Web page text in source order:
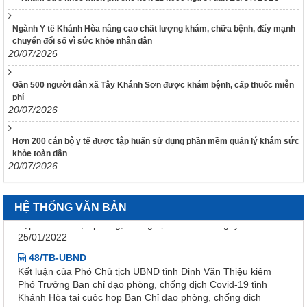
Ngành Y tế Khánh Hòa nâng cao chất lượng khám, chữa bệnh, đẩy mạnh
chuyển đổi số vì sức khỏe nhân dân
20/07/2026
Gần 500 người dân xã Tây Khánh Sơn được khám bệnh, cấp thuốc miễn
phí
20/07/2026
Hơn 200 cán bộ y tế được tập huấn sử dụng phần mềm quản lý khám sức
khỏe toàn dân
20/07/2026
HỆ THỐNG VĂN BẢN
của Chính phủ quy định chế độ áp dụng biện pháp xử lý hành
189/2025/NĐ-CP
Nghị định Quy định chi tiết Luật Xử lý vi phạm hành chính về
thẩm quyền xử phạt vi phạm hành chính
318/VPCQTT
V/v định hướng công tác tuyên truyền, đấu tranh phản bác về
nhân quyền tháng 01/2026
HƯỚNG DẪN QUẢN LÝ NGƯỜI MẮC COVID-19 TẠI NHÀ
38/TB-UBND
Kết luận của UBND tỉnh Nguyễn Tấn Tuân kiêm Trưởng Ban
Chỉ đạo phòng, chống dịch Covid-19 tỉnh Khánh Hòa tại cuộc
họp Ban Chỉ đạo phòng, chống dịch Covid-19 ngày
25/01/2022
48/TB-UBND
Kết luận của Phó Chủ tịch UBND tỉnh Đinh Văn Thiệu kiêm
Phó Trưởng Ban chỉ đạo phòng, chống dịch Covid-19 tỉnh
Khánh Hòa tại cuộc họp Ban Chỉ đạo phòng, chống dịch
Covid-19 ngày 11/02/2022